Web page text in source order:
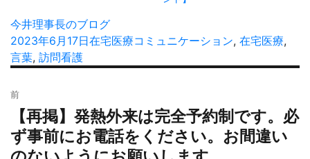
投
稿
者
今井理事長のブログ
投
稿
2023年6月17日カ
ー
在宅医療タ
コミュニケーション, 在宅医療,
言葉, 訪問看護
稿
ナ
ビ
ゲ
前
去
の
【再掲】発熱外来は完全予約制です。必
ず事前にお電話をください。お間違い